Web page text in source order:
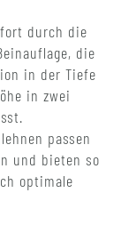
durch die
die
in der Tiefe
in zwei
passen
und bieten so
optimale